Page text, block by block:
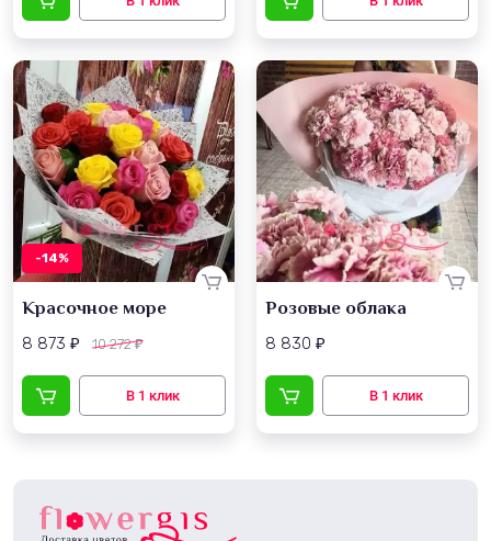
-14%
Красочное море
8 873 ₽ 10 272₽
Розовые облака
8 830 ₽